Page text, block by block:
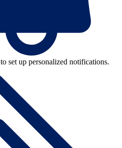
to set up personalized notifications.